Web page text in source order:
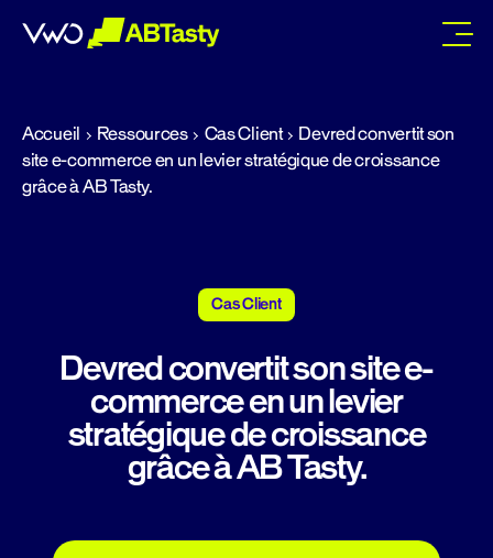
Accueil Ressources Cas Client
Devred convertit son
site e-commerce en un levier stratégique de croissance
grâce à AB Tasty.
Cas Client
Devred convertit son site e-
commerce en un levier
stratégique de croissance
grâce à AB Tasty.